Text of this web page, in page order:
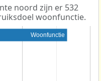
noord zijn er 532
woonfunctie.
Woonfunctie